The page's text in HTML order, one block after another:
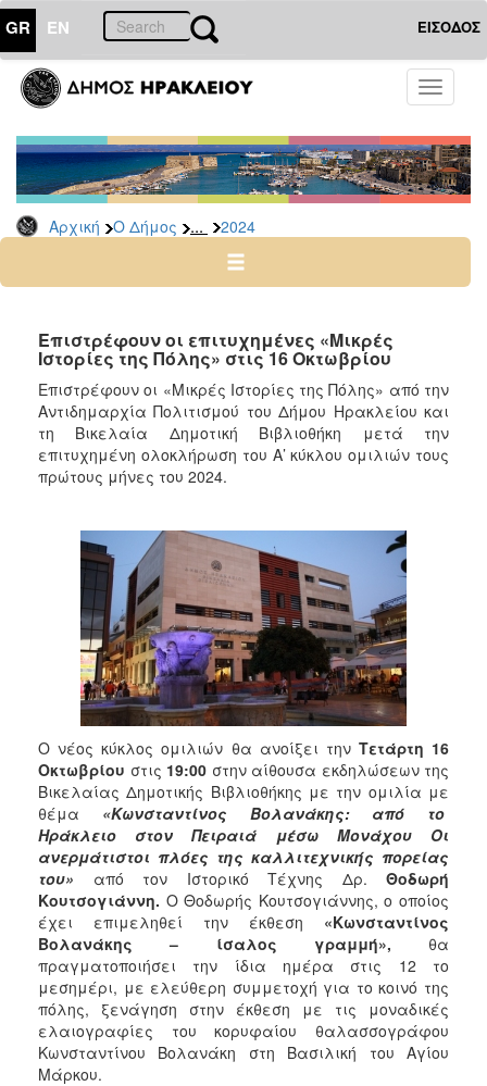
GR EN ΕΙΣΟΔΟΣ
Toggle
Αρχική Ο Δήμος ... 2024
ΔΗΜΟΣ
Δελτία
Τύπου
Αρχείο
2026
2024
2022
2021
2020
2019
2018
2016
2015
2013
2012
2011
2010
2006
ΤΟΠΟΣ
ΠΟΛΙΤΙΣΜΟΣ
ΑΝΘΕΚΤΙΚΗ
ΠΟΛΗ
Επιστρέφουν οι επιτυχημένες «Μικρές
Ιστορίες της Πόλης» στις 16 Οκτωβρίου
Επιστρέφουν οι «Μικρές Ιστορίες της Πόλης» από την
Αντιδημαρχία Πολιτισμού του Δήμου Ηρακλείου και
τη Βικελαία Δημοτική Βιβλιοθήκη μετά την
επιτυχημένη ολοκλήρωση του Α’ κύκλου ομιλιών τους
πρώτους μήνες του 2024.
Ο νέος κύκλος ομιλιών θα ανοίξει την Τετάρτη 16
Οκτωβρίου στις 19:00 στην αίθουσα εκδηλώσεων της
Βικελαίας Δημοτικής Βιβλιοθήκης με την ομιλία με
θέμα «Κωνσταντίνος Βολανάκης: από το
Ηράκλειο στον Πειραιά μέσω Μονάχου Οι
ανερμάτιστοι πλόες της καλλιτεχνικής πορείας
του»
από τον Ιστορικό Τέχνης Δρ. Θοδωρή
Κουτσογιάννη. Ο Θοδωρής Κουτσογιάννης, ο οποίος
έχει επιμεληθεί την έκθεση «Κωνσταντίνος
Βολανάκης – ίσαλος γραμμή», θα
πραγματοποιήσει την ίδια ημέρα στις 12 το
μεσημέρι, με ελεύθερη συμμετοχή για το κοινό της
πόλης, ξενάγηση στην έκθεση με τις μοναδικές
ελαιογραφίες του κορυφαίου θαλασσογράφου
Κωνσταντίνου Βολανάκη στη Βασιλική του Αγίου
Μάρκου.